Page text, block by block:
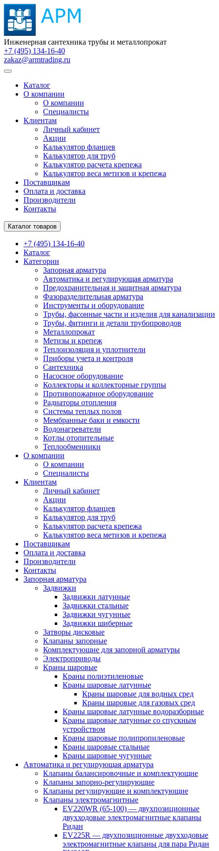
Инженерная сантехника трубы и металлопрокат
+7 (495) 134-16-40
zakaz@armtrading.ru
Каталог
О компании
О компании
Специалисты
Клиентам
Личный кабинет
Акции
Калькулятор фланцев
Калькулятор для труб
Калькулятор расчета крепежа
Калькулятор веса метизов и крепежа
Поставщикам
Оплата и доставка
Производители
Контакты
Каталог товаров
+7 (495) 134-16-40
Каталог
Категории
Запорная арматура
Автоматика и регулирующая арматура
Предохранительная и защитная арматура
Фазоразделительная арматура
Инструменты и оборудование
Трубы, фасонные части и изделия для канализации
Трубы, фитинги и детали трубопроводов
Металлопрокат
Метизы и крепеж
Теплоизоляция и уплотнители
Приборы учета и контроля
Сантехника
Насосное оборудование
Коллекторы и коллекторные группы
Противопожарное оборудование
Радиаторы отопления
Системы теплых полов
Мембранные баки и емкости
Водонагреватели
Котлы отопительные
Теплообменники
О компании
О компании
Специалисты
Клиентам
Личный кабинет
Акции
Калькулятор фланцев
Калькулятор для труб
Калькулятор расчета крепежа
Калькулятор веса метизов и крепежа
Поставщикам
Оплата и доставка
Производители
Контакты
Запорная арматура
Задвижки
Задвижки латунные
Задвижки стальные
Задвижки чугунные
Задвижки шиберные
Затворы дисковые
Клапаны запорные
Комплектующие для запорной арматуры
Электроприводы
Краны шаровые
Краны полиэтиленовые
Краны шаровые латунные
Краны шаровые для водных сред
Краны шаровые для газовых сред
Краны шаровые латунные водоразборные
Краны шаровые латунные со спускным
устройством
Краны шаровые полипропиленовые
Краны шаровые стальные
Краны шаровые чугунные
Автоматика и регулирующая арматура
Клапаны балансировочные и комплектующие
Клапаны запорно-регулирующие
Клапаны регулирующие и комплектующие
Клапаны электромагнитные
EV220WR (65-100) — двухпозиционные
двухходовые электромагнитные клапаны
Ридан
EV225R — двухпозиционные двухходовые
электромагнитные клапаны для пара Ридан